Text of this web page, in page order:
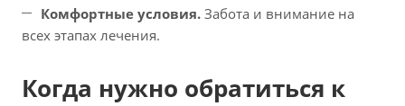
Комфортные условия. Забота и внимание на
всех этапах лечения.
Когда нужно обратиться к